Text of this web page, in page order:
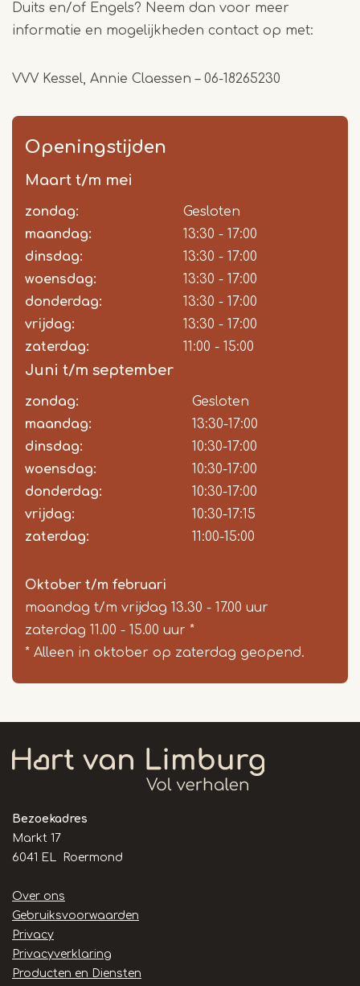
Duits en/of Engels? Neem dan voor meer
informatie en mogelijkheden contact op met:
VVV Kessel, Annie Claessen – 06-18265230
Openingstijden
Maart t/m mei
Dag
Time
slot
Reactie
zondag:
Gesloten
maandag:
13:30 - 17:00
dinsdag:
13:30 - 17:00
woensdag:
13:30 - 17:00
donderdag:
13:30 - 17:00
vrijdag:
13:30 - 17:00
zaterdag:
11:00 - 15:00
Juni t/m september
Dag
Time
slot
Reactie
zondag:
Gesloten
maandag:
13:30-17:00
dinsdag:
10:30-17:00
woensdag:
10:30-17:00
donderdag:
10:30-17:00
vrijdag:
10:30-17:15
zaterdag:
11:00-15:00
Oktober t/m februari
maandag t/m vrijdag 13.30 - 17.00 uur
zaterdag 11.00 - 15.00 uur *
* Alleen in oktober op zaterdag geopend.
Bezoekadres
Markt 17
6041 EL Roermond
Handige
links
Over ons
Gebruiksvoorwaarden
Privacy
Privacyverklaring
Producten en Diensten